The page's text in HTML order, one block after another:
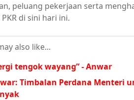
peluang pekerjaan serta
di sini hari ini.
also like...
tengok wayang” - Anwar
Timbalan Perdana Menteri